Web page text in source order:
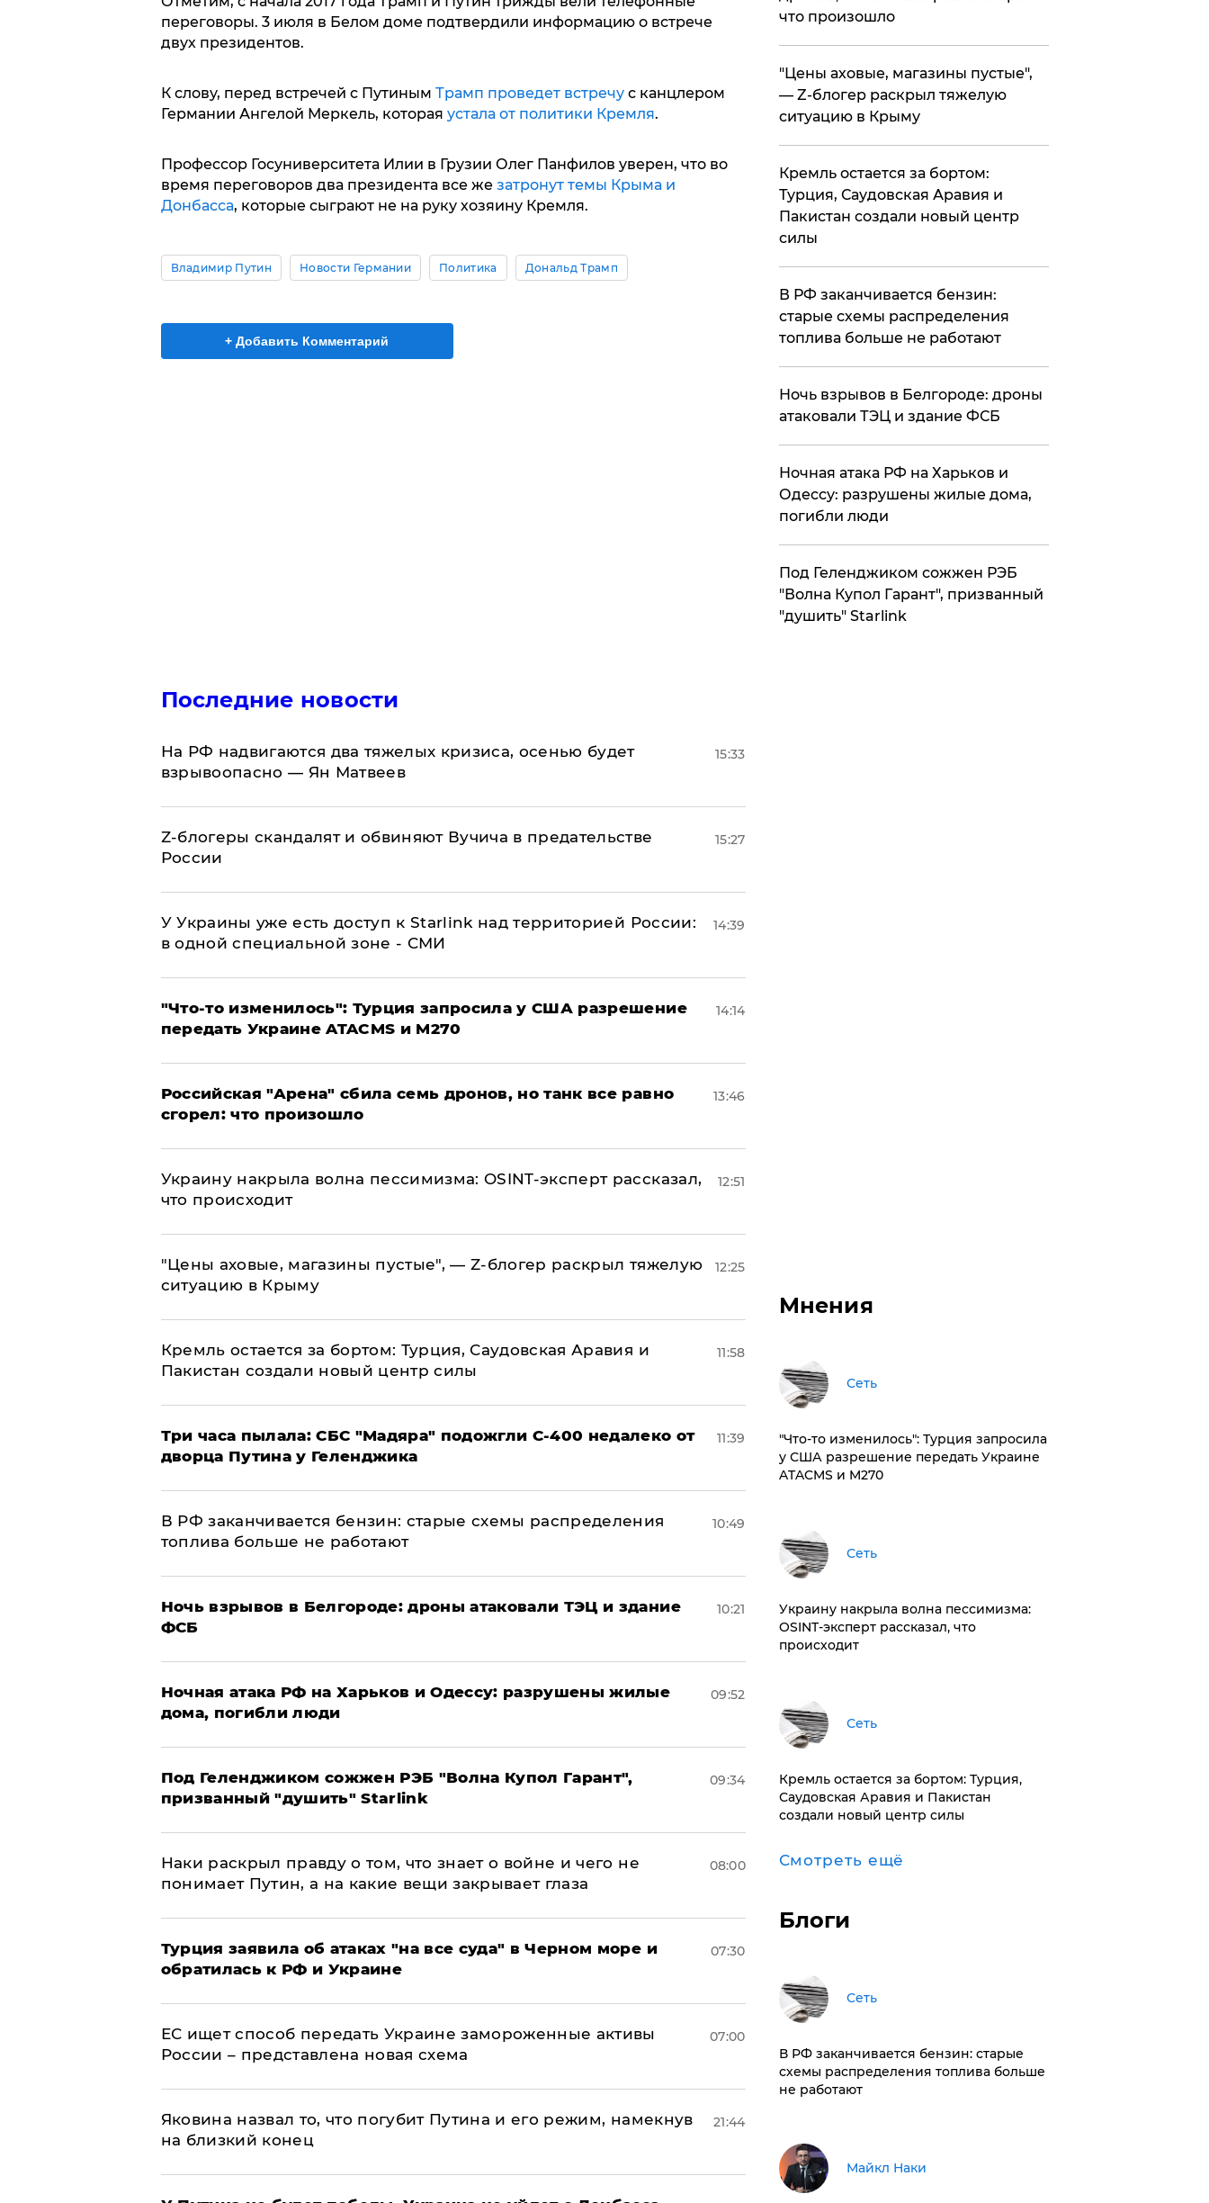
переговоры. 3 июля в Белом доме подтвердили информацию о встрече
двух президентов.
К слову, перед встречей с Путиным Трамп проведет встречус канцлером
Германии Ангелой Меркель, которая устала от политики Кремля.
Профессор Госуниверситета Илии в Грузии Олег Панфилов уверен, что во
время переговоров два президента все же затронут темы Крыма и
Донбасса, которые сыграют не на руку хозяину Кремля.
Владимир Путин Новости Германии Политика Дональд Трамп
+ Добавить Комментарий
Последние новости
На РФ надвигаются два тяжелых кризиса, осенью будет
взрывоопасно — Ян Матвеев
15:33
Z-блогеры скандалят и обвиняют Вучича в предательстве
России
15:27
У Украины уже есть доступ к Starlink над территорией России:
в одной специальной зоне - СМИ
14:39
​"Что-то изменилось": Турция запросила у США разрешение
передать Украине ATACMS и M270
14:14
​Российская "Арена" сбила семь дронов, но танк все равно
сгорел: что произошло
13:46
​Украину накрыла волна пессимизма: OSINT-эксперт рассказал,
что происходит
12:51
​"Цены аховые, магазины пустые", — Z-блогер раскрыл тяжелую
ситуацию в Крыму
12:25
​Кремль остается за бортом: Турция, Саудовская Аравия и
Пакистан создали новый центр силы
11:58
Три часа пылала: СБС "Мадяра" подожгли С-400 недалеко от
дворца Путина у Геленджика
11:39
​В РФ заканчивается бензин: старые схемы распределения
топлива больше не работают
10:49
​Ночь взрывов в Белгороде: дроны атаковали ТЭЦ и здание
ФСБ
10:21
​Ночная атака РФ на Харьков и Одессу: разрушены жилые
дома, погибли люди
09:52
Под Геленджиком сожжен РЭБ "Волна Купол Гарант",
призванный "душить" Starlink
09:34
Наки раскрыл правду о том, что знает о войне и чего не
понимает Путин, а на какие вещи закрывает глаза
08:00
Турция заявила об атаках "на все суда" в Черном море и
обратилась к РФ и Украине
07:30
ЕС ищет способ передать Украине замороженные активы
России – представлена новая схема
07:00
Яковина назвал то, что погубит Путина и его режим, намекнув
на близкий конец
21:44
что произошло
​"Цены аховые, магазины пустые",
— Z-блогер раскрыл тяжелую
ситуацию в Крыму
​Кремль остается за бортом:
Турция, Саудовская Аравия и
Пакистан создали новый центр
силы
​В РФ заканчивается бензин:
старые схемы распределения
топлива больше не работают
​Ночь взрывов в Белгороде: дроны
атаковали ТЭЦ и здание ФСБ
​Ночная атака РФ на Харьков и
Одессу: разрушены жилые дома,
погибли люди
Под Геленджиком сожжен РЭБ
"Волна Купол Гарант", призванный
"душить" Starlink
Мнения
Сеть
​"Что-то изменилось": Турция запросила
у США разрешение передать Украине
ATACMS и M270
Сеть
​Украину накрыла волна пессимизма:
OSINT-эксперт рассказал, что
происходит
Сеть
​Кремль остается за бортом: Турция,
Саудовская Аравия и Пакистан
создали новый центр силы
Смотреть ещё
Блоги
Сеть
​В РФ заканчивается бензин: старые
схемы распределения топлива больше
не работают
Майкл Наки